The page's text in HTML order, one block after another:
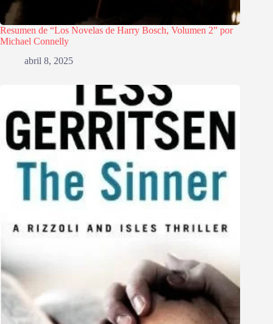
Resumen de “Los Novelas de Harry Bosch, Volumen 2” por
Michael Connelly
abril 8, 2025